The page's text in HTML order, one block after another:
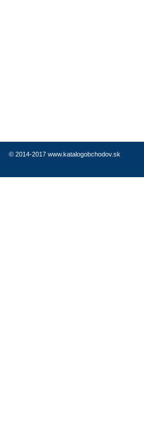
© 2014-2017 www.katalogobchodov.sk